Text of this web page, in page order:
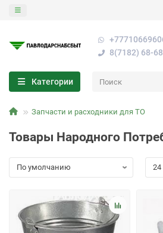
8(7182) 68-
Категории
Запчасти и расходники для ТО
Товары Народного